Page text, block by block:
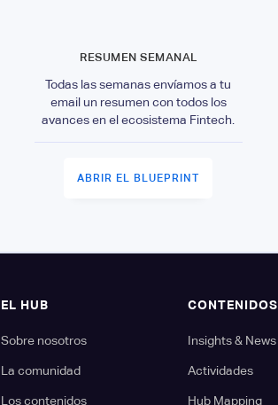
RESUMEN SEMANAL
Todas las semanas envíamos a tu
email un resumen con todos los
avances en el ecosistema Fintech.
ABRIR EL BLUEPRINT
EL HUB
Sobre nosotros
La comunidad
Los contenidos
CONTENIDOS
Insights & News
Actividades
Hub Mapping